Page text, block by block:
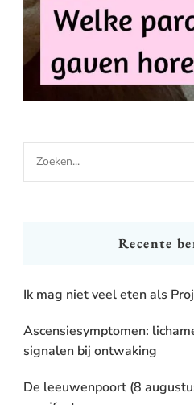
Looking
for
Recente
Ik mag niet veel eten als
Ascensiesymptomen:
signalen bij ontwaking
De leeuwenpoort (8